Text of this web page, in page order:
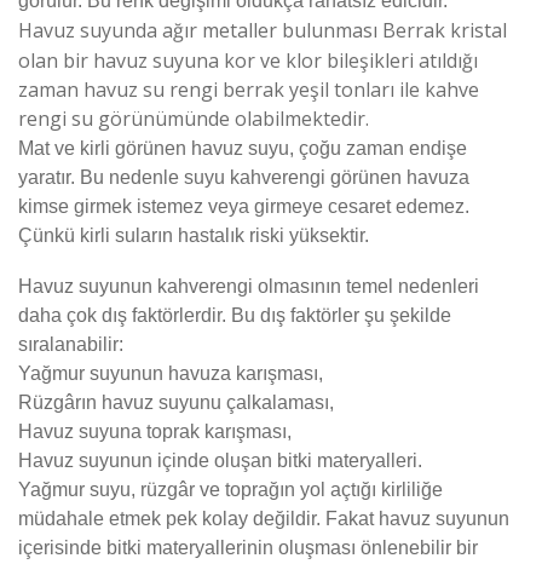
Havuz suyunda ağır metaller bulunması Berrak kristal
olan bir havuz suyuna kor ve klor bileşikleri atıldığı
zaman havuz su rengi berrak yeşil tonları ile kahve
rengi su görünümünde olabilmektedir.
Mat ve kirli görünen havuz suyu, çoğu zaman endişe
yaratır. Bu nedenle suyu kahverengi görünen havuza
kimse girmek istemez veya girmeye cesaret edemez.
Çünkü kirli suların hastalık riski yüksektir.
Havuz suyunun kahverengi olmasının temel nedenleri
daha çok dış faktörlerdir. Bu dış faktörler şu şekilde
sıralanabilir:
Yağmur suyunun havuza karışması,
Rüzgârın havuz suyunu çalkalaması,
Havuz suyuna toprak karışması,
Havuz suyunun içinde oluşan bitki materyalleri.
Yağmur suyu, rüzgâr ve toprağın yol açtığı kirliliğe
müdahale etmek pek kolay değildir. Fakat havuz suyunun
içerisinde bitki materyallerinin oluşması önlenebilir bir